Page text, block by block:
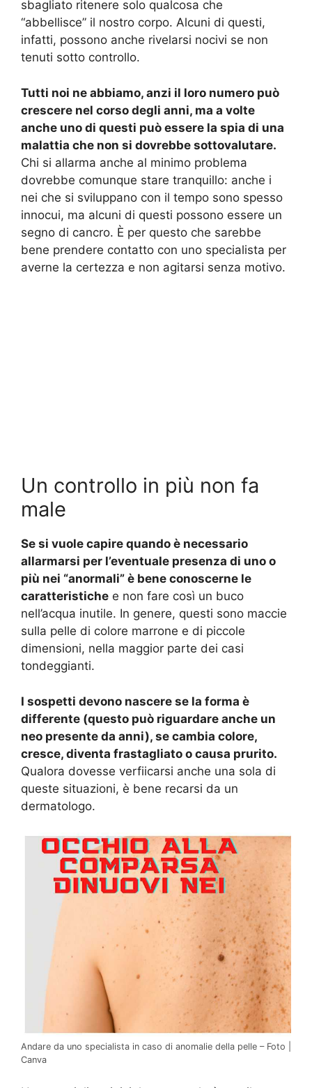
sbagliato ritenere solo qualcosa che
“abbellisce” il nostro corpo. Alcuni di questi,
infatti, possono anche rivelarsi nocivi se non
tenuti sotto controllo.
Tutti noi ne abbiamo, anzi il loro numero può
crescere nel corso degli anni, ma a volte
anche uno di questi può essere la spia di una
malattia che non si dovrebbe sottovalutare.
Chi si allarma anche al minimo problema
dovrebbe comunque stare tranquillo: anche i
nei che si sviluppano con il tempo sono spesso
innocui, ma alcuni di questi possono essere un
segno di cancro. È per questo che sarebbe
bene prendere contatto con uno specialista per
averne la certezza e non agitarsi senza motivo.
Un controllo in più non fa
male
Se si vuole capire quando è necessario
allarmarsi per l’eventuale presenza di uno o
più nei “anormali” è bene conoscerne le
caratteristiche e non fare così un buco
nell’acqua inutile. In genere, questi sono maccie
sulla pelle di colore marrone e di piccole
dimensioni, nella maggior parte dei casi
tondeggianti.
I sospetti devono nascere se la forma è
differente (questo può riguardare anche un
neo presente da anni), se cambia colore,
cresce, diventa frastagliato o causa prurito.
Qualora dovesse verfiicarsi anche una sola di
queste situazioni, è bene recarsi da un
dermatologo.
Andare da uno specialista in caso di anomalie della pelle – Foto |
Canva